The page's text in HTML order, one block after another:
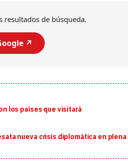
resultados de búsqueda.
↗️
los países que visitará
nueva crisis diplomática en plena
al sur de Japón, provocando una